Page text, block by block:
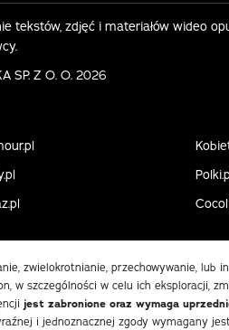
tekstów, zdjęć i materiałów wideo
SP. Z O. O. 2026
zwielokrotnianie, przechowywanie,
w szczególności w celu ich eksploracji,
jest zabronione oraz wymaga
i jednoznacznej zgody wymagany